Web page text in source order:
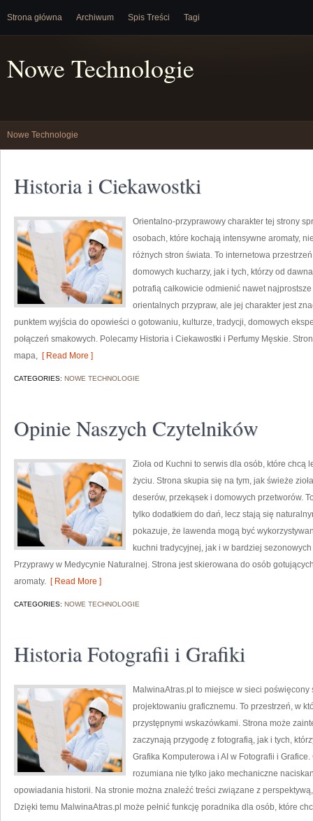
Strona główna Archiwum Spis Treści Tagi
Nowe Technologie
Nowe Technologie
Historia i Ciekawostki
Orientalno-przyprawowy charakter tej strony
osobach, które kochają intensywne aromaty,
różnych stron świata. To internetowa
domowych kucharzy, jak i tych, którzy od
potrafią całkowicie odmienić nawet
orientalnych przypraw, ale jej charakter jest
punktem wyjścia do opowieści o gotowaniu, kulturze, tradycji, domowych
połączeń smakowych. Polecamy Historia i Ciekawostki i Perfumy Męskie.
mapa, [ Read More ]
CATEGORIES: NOWE TECHNOLOGIE
Opinie Naszych Czytelników
Zioła od Kuchni to serwis dla osób, które chcą
życiu. Strona skupia się na tym, jak świeże
deserów, przekąsek i domowych przetworów.
tylko dodatkiem do dań, lecz stają się
pokazuje, że lawenda mogą być
kuchni tradycyjnej, jak i w bardziej
Przyprawy w Medycynie Naturalnej. Strona jest skierowana do osób
aromaty. [ Read More ]
CATEGORIES: NOWE TECHNOLOGIE
Historia Fotografii i Grafiki
MalwinaAtras.pl to miejsce w sieci
projektowaniu graficznemu. To przestrzeń, w
przystępnymi wskazówkami. Strona może
zaczynają przygodę z fotografią, jak i tych,
Grafika Komputerowa i AI w Fotografii i
rozumiana nie tylko jako mechaniczne
opowiadania historii. Na stronie można znaleźć treści związane z
Dzięki temu MalwinaAtras.pl może pełnić funkcję poradnika dla osób, które